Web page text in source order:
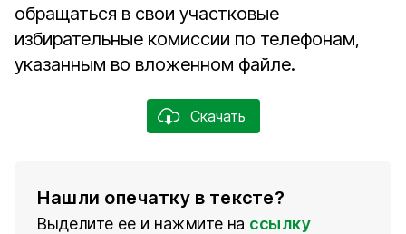
обращаться в свои участковые
избирательные комиссии по телефонам,
указанным во вложенном файле.
Скачать
Нашли опечатку в тексте?
Выделите ее и нажмите на ссылку